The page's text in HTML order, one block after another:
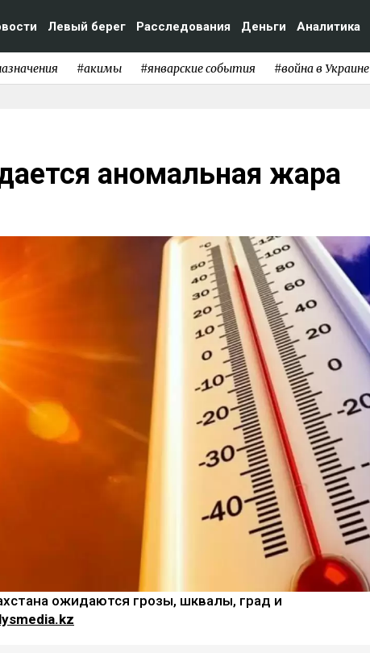
Левый берег Расследования Деньги Аналитика
#акимы #январские события #война в Украине
аномальная жара
ожидаются грозы, шквалы, град и